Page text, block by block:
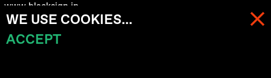
МЕНЮ
www.blacksign.jp
WE USE COOKIES...
ACCEPT